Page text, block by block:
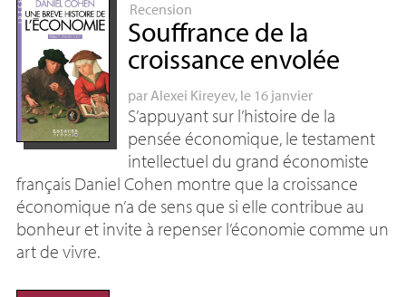
Recension
Souffrance de la
croissance envolée
par Alexei Kireyev, le 16 janvier
S’appuyant sur l’histoire de la
pensée économique, le testament
intellectuel du grand économiste
français Daniel Cohen montre que la croissance
économique n’a de sens que si elle contribue au
bonheur et invite à repenser l’économie comme un
art de vivre.